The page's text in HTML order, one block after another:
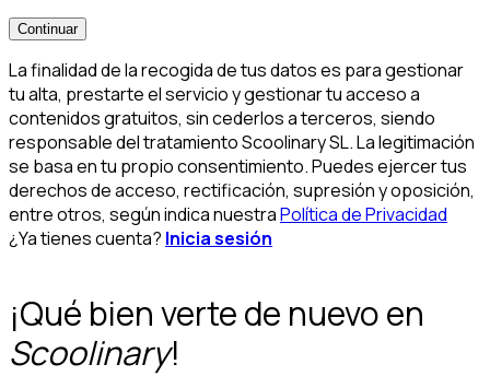
Continuar
La finalidad de la recogida de tus datos es para gestionar
tu alta, prestarte el servicio y gestionar tu acceso a
contenidos gratuitos, sin cederlos a terceros, siendo
responsable del tratamiento Scoolinary SL. La legitimación
se basa en tu propio consentimiento. Puedes ejercer tus
derechos de acceso, rectificación, supresión y oposición,
entre otros, según indica nuestraPolítica de Privacidad
¿Ya tienes cuenta? Inicia sesión
¡Qué bien verte de nuevo en
Scoolinary!